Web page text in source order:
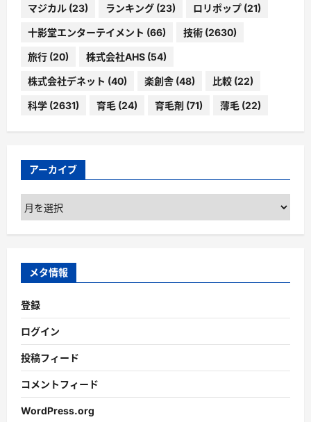
マジカル (23) ランキング (23) ロリポップ (21)
十影堂エンターテイメント (66) 技術 (2630)
旅行 (20) 株式会社AHS (54)
株式会社デネット (40) 楽創舎 (48) 比較 (22)
科学 (2631) 育毛 (24) 育毛剤 (71) 薄毛 (22)
アーカイブ
ア
ー
カ
ブ
メタ情報
登録
ログイン
投稿フィード
コメントフィード
WordPress.org